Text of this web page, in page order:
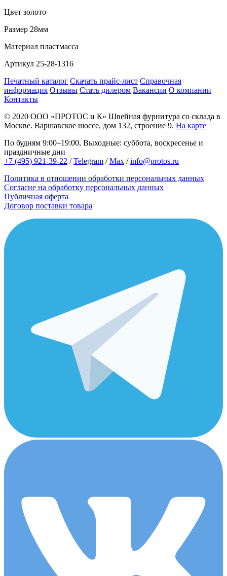
Цвет золото
Размер 28мм
Материал пластмасса
Артикул 25-28-1316
Печатный каталог Скачать прайс-лист Справочная
информация Отзывы Стать дилером Вакансии О компании
Контакты
© 2020 ООО «ПРОТОС и К» Швейная фурнитура со склада в
Москве. Варшавское шоссе, дом 132, строение 9. На карте
По будням 9:00–19:00, Выходные: суббота, воскресенье и
праздничные дни
+7 (495) 921-39-22 /Telegram /Max /info@protos.ru
Политика в отношении обработки персональных данных
Согласие на обработку персональных данных
Публичная оферта
Договор поставки товара